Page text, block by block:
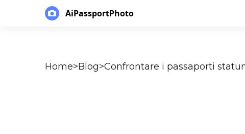
AiPassportPhoto
Home>Blog>